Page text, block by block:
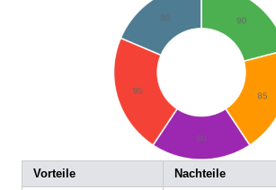
Vorteile
Nachteile